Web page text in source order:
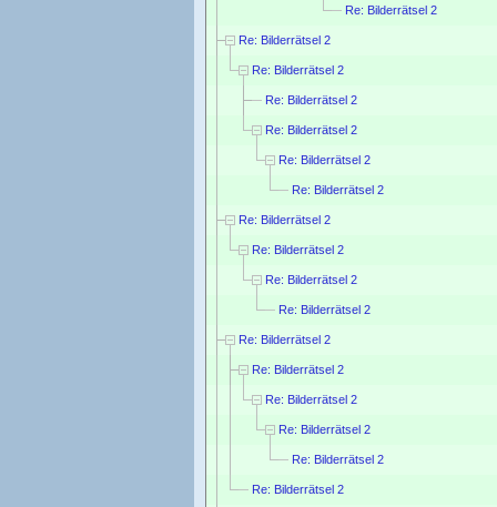
Re: Bilderrätsel 2
Re: Bilderrätsel 2
Re: Bilderrätsel 2
Re: Bilderrätsel 2
Re: Bilderrätsel 2
Re: Bilderrätsel 2
Re: Bilderrätsel 2
Re: Bilderrätsel 2
Re: Bilderrätsel 2
Re: Bilderrätsel 2
Re: Bilderrätsel 2
Re: Bilderrätsel 2
Re: Bilderrätsel 2
Re: Bilderrätsel 2
Re: Bilderrätsel 2
Re: Bilderrätsel 2
Re: Bilderrätsel 2